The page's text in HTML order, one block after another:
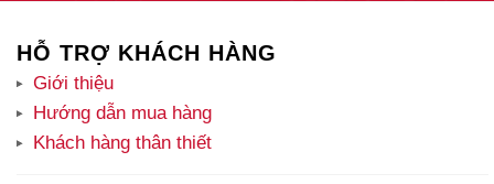
HỖ TRỢ KHÁCH HÀNG
Giới thiệu
Hướng dẫn mua hàng
Khách hàng thân thiết